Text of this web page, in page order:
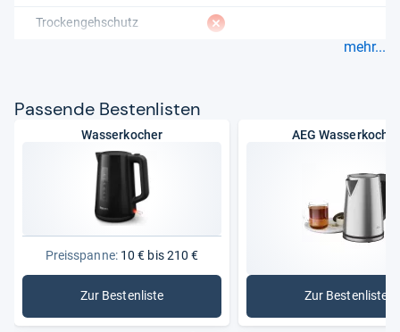
Trockengehschutz fehlt
mehr...
Pas­sende Bes­ten­lis­ten
Wasserkocher
Preisspanne:10 € bis 210 €
Zur Bestenliste
: Wasserkocher
AEG Wasserkocher
Zur Bestenliste
: AEG